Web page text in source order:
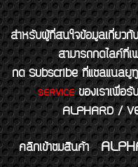
สำหรับผู้ที่สนใจข้อมูลเกี่ยวกั
สามารถกดไลค์ที่เ
กด Subscribe ที่แชลแนลยู
SERVICEของเราเพื่อรั
ALPHARD /
คลิกเข้าชมสินค้า